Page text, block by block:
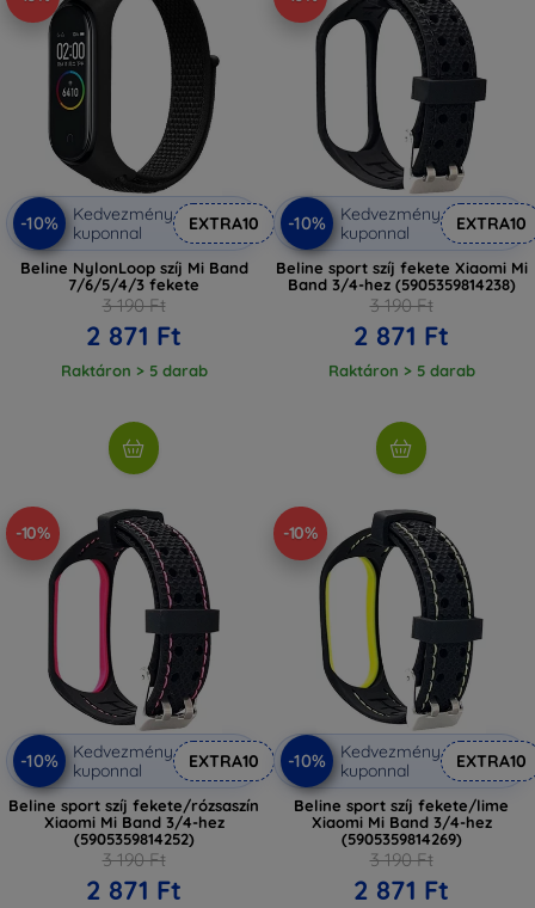
-10%
Kedvezmény
kuponnal
EXTRA10
Beline NylonLoop szíj Mi Band
7/6/5/4/3 fekete
3 190 Ft
2 871 Ft
Raktáron > 5 darab
-10%
Kedvezmény
kuponnal
EXTRA10
Beline sport szíj fekete Xiaomi Mi
Band 3/4-hez (5905359814238)
3 190 Ft
2 871 Ft
Raktáron > 5 darab
-10%
-10%
Kedvezmény
kuponnal
EXTRA10
Beline sport szíj fekete/rózsaszín
Xiaomi Mi Band 3/4-hez
(5905359814252)
3 190 Ft
2 871 Ft
-10%
-10%
Kedvezmény
kuponnal
EXTRA10
Beline sport szíj fekete/lime
Xiaomi Mi Band 3/4-hez
(5905359814269)
3 190 Ft
2 871 Ft